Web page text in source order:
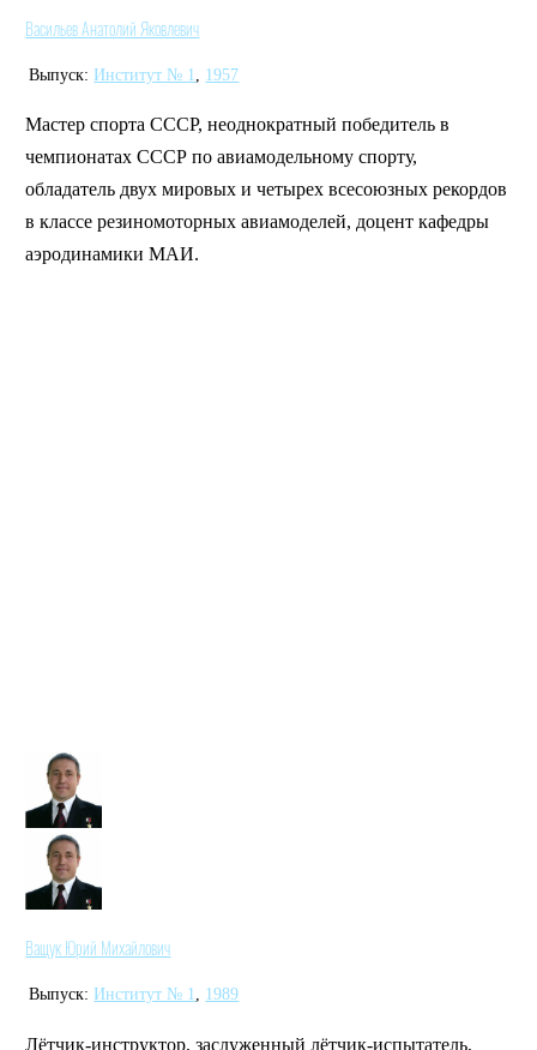
Васильев Анатолий Яковлевич
Выпуск: Институт № 1 1957
Мастер спорта СССР, неоднократный победитель в
чемпионатах СССР по авиамодельному спорту,
обладатель двух мировых и четырех всесоюзных рекордов
в классе резиномоторных авиамоделей, доцент кафедры
аэродинамики МАИ.
Ващук Юрий Михайлович
Выпуск: Институт № 1, 1989
Лётчик-инструктор, заслуженный лётчик-испытатель,